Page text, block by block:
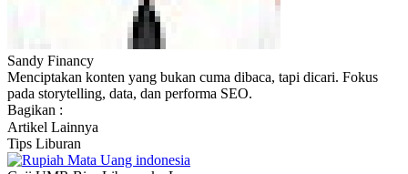
Sandy Financy
Menciptakan konten yang bukan cuma dibaca, tapi dicari. Fokus
pada storytelling, data, dan performa SEO.
Bagikan :
Artikel Lainnya
Tips Liburan